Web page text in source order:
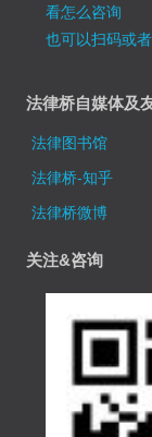
看怎么咨询
也可以扫码或
法律桥自媒体及
法律图书馆
法律桥-知乎
法律桥微博
关注&咨询